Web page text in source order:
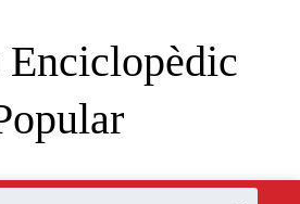
Enciclopèdic